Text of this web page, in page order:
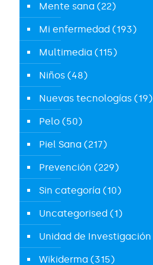
Mente sana (22)
Mi enfermedad (193)
Multimedia (115)
Niños (48)
Nuevas tecnologías (19)
Pelo (50)
Piel Sana (217)
Prevención (229)
Sin categoría (10)
Uncategorised (1)
Unidad de Investigación
Wikiderma (315)